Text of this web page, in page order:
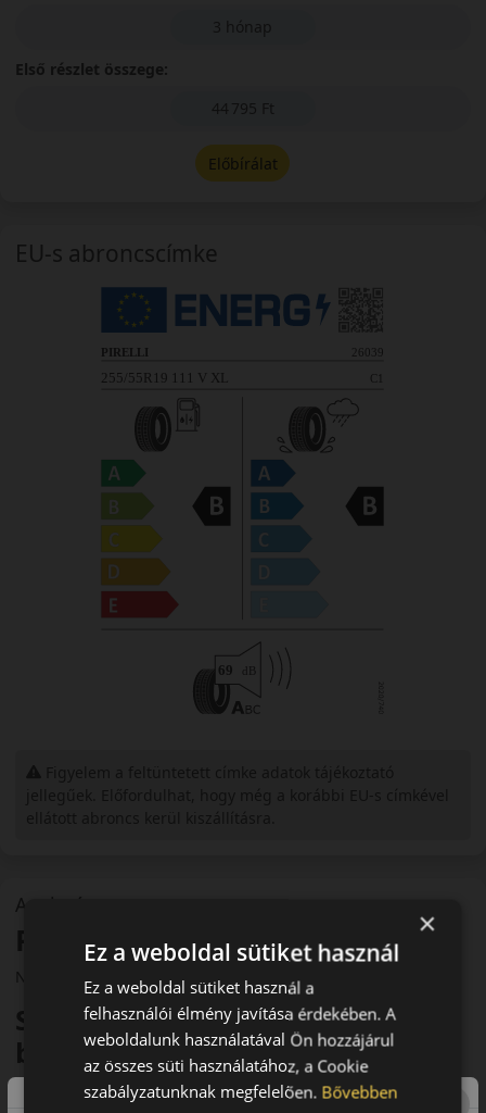
A mintázat
Pirelli Scorpion Verde Allseason
Négyévszakos SUV gumi
SUV-okhoz fejlesztett prémium
biztonság
A Pirelli Scorpion Verde Allseason prémium kategóriás
3 hónap
Első részlet összege:
44 795 Ft
Előbírálat
EU-s abroncscímke
×
Ez a weboldal sütiket használ
Ez a weboldal sütiket használ a
felhasználói élmény javítása érdekében. A
weboldalunk használatával Ön hozzájárul
az összes süti használatához, a Cookie
szabályzatunknak megfelelően. Bővebben